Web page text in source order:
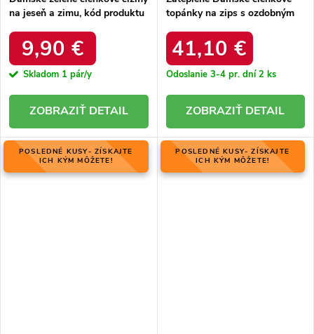
na jeseň a zimu, kód produktu
9,90 €
Skladom 1 pár/y
DETAIL
topánky na zips s ozdobným
RMR2501-1 ZIELONY
41,10 €
Odoslanie 3-4 pr. dní2 ks
DETAIL
POSLEDNÉ KUSY- ZÍSKAJTE
ICH KÝM MÔŽETE!
POSLEDNÉ KUSY- ZÍSKAJTE
ICH KÝM MÔŽETE!